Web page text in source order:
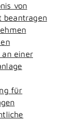
von
beantragen
einer
für